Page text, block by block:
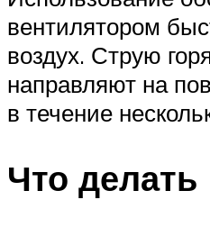
вентилятором
воздух. Струю
направляют на
в течение
Что делать